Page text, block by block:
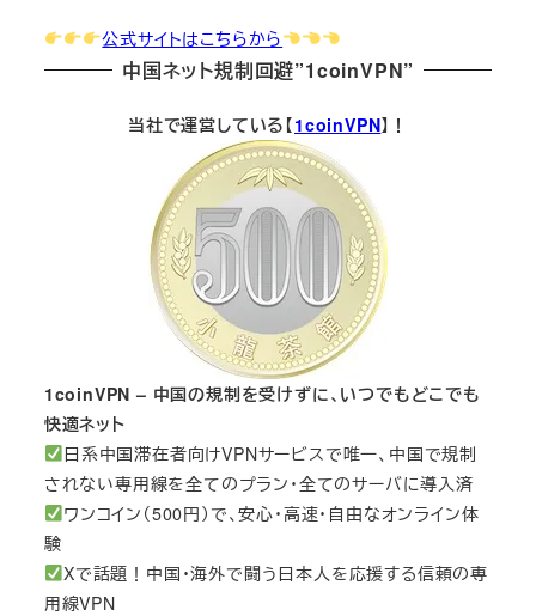
公式サイトはこちらから
中国ネット規制回避”1coinVPN”
当社で運営している【1coinVPN】！
1coinVPN – 中国の規制を受けずに、いつでもどこでも
快適ネット
日系中国滞在者向けVPNサービスで唯一、中国で規制
されない専用線を全てのプラン・全てのサーバに導入済
ワンコイン（500円）で、安心・高速・自由なオンライン体
験
Xで話題！中国・海外で闘う日本人を応援する信頼の専
用線VPN